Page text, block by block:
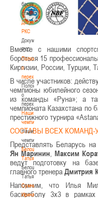
баскетбольной
статистике
Документы
РКС
Документы
РКС
Положение
о
переходах
Положение
о
переходах
Наши
чемпионы
Наши
чемпионы
Белошапко
Татьяна
Белошапко
Татьяна
Сумникова
Ирина
Вместе с нашими
бороться 15
Киргизии, России, Турции,
В числе участников:
чемпионы юбилейного
из команды «Руна»; а
чемпионата Казахстана по
престижного турнира
СОСТАВЫ ВСЕХ КОМАНД-
Представлять Беларусь
Ян Маринин
Максим
ведут подготовку на
главного тренера Дмитрия
Напомним, что Илья
баскетболу 3х3 в